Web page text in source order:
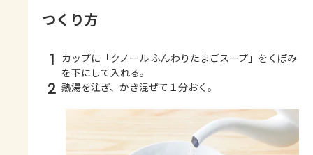
つくり方
1 カップに「クノール ふんわりたまごスープ」をくぼみ
を下にして入れる。
2 熱湯を注ぎ、かき混ぜて１分おく。